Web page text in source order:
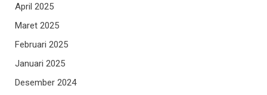
April 2025
Maret 2025
Februari 2025
Januari 2025
Desember 2024